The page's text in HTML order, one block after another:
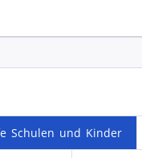
Schulen und Kinder